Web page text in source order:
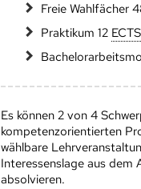
Freie Wahlfächer
Praktikum 12 ECTS
Es können 2 von 4
kompetenzorientierten
wählbare
Interessenslage aus dem
absolvieren.